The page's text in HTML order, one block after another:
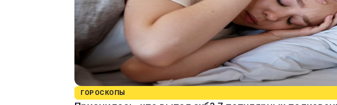
ГОРОСКОПЫ